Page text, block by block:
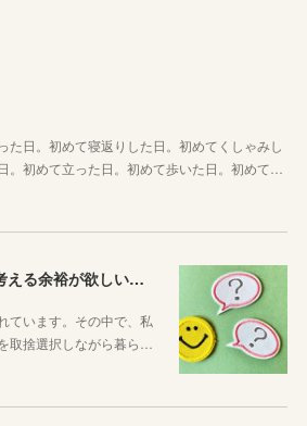
た日。初めて寝返りした日。初めてくしゃみし
。初めて立った日。初めて歩いた日。初めて…
日々の中に「なぜ」を考える余裕が欲しい子どもたちへ
ています。その中で、私
取捨選択しながら暮ら…